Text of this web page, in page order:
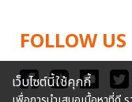
FOLLOW US
เว็บไซต์นี้ใช้คุกกี้